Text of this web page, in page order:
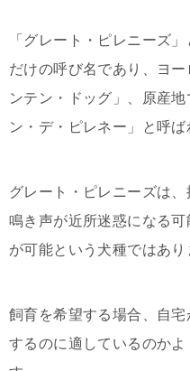
「グレート・ピレニーズ
だけの呼び名であり、ヨ
ンテン・ドッグ」、原産
ン・デ・ピレネー」と呼ば
グレート・ピレニーズは
鳴き声が近所迷惑になる
が可能という犬種ではあり
飼育を希望する場合、自
するのに適しているのか